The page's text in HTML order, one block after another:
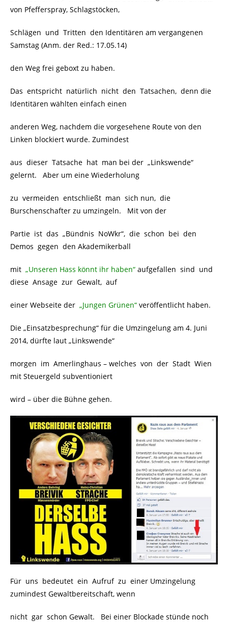
von Pfefferspray, Schlagstöcken,
Schlägen und Tritten den Identitären am vergangenen
Samstag (Anm. der Red.: 17.05.14)
den Weg frei geboxt zu haben.
Das entspricht natürlich nicht den Tatsachen, denn die
Identitären wählten einfach einen
anderen Weg, nachdem die vorgesehene Route von den
Linken blockiert wurde. Zumindest
aus dieser Tatsache hat man bei der „Linkswende“
gelernt. Aber um eine Wiederholung
zu vermeiden entschließt man sich nun, die
Burschenschafter zu umzingeln. Mit von der
Partie ist das „Bündnis NoWkr“, die schon bei den
Demos gegen den Akademikerball
mit „Unseren Hass könnt ihr haben“ aufgefallen sind und
diese Ansage zur Gewalt, auf
einer Webseite der „Jungen Grünen“ veröffentlicht haben.
Die „Einsatzbesprechung“ für die Umzingelung am 4. Juni
2014, dürfte laut „Linkswende“
morgen im Amerlinghaus – welches von der Stadt Wien
mit Steuergeld subventioniert
wird – über die Bühne gehen.
Für uns bedeutet ein Aufruf zu einer Umzingelung
zumindest Gewaltbereitschaft, wenn
nicht gar schon Gewalt. Bei einer Blockade stünde noch